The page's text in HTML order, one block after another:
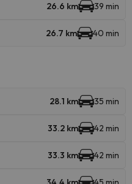
26.6 km 39 min
26.7 km 40 min
28.1 km 35 min
33.2 km 42 min
33.3 km 42 min